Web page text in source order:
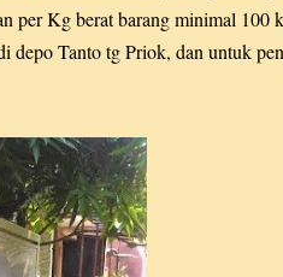
per Kg berat barang minimal
depo Tanto tg Priok, dan untuk